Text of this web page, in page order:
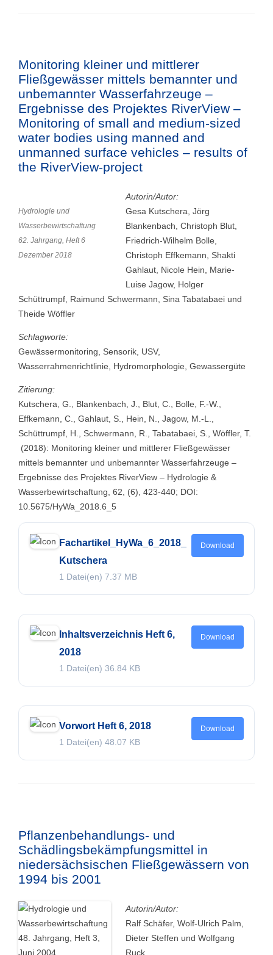
Monitoring kleiner und mittlerer
Fließgewässer mittels bemannter und
unbemannter Wasserfahrzeuge –
Ergebnisse des Projektes RiverView –
Monitoring of small and medium-sized
water bodies using manned and
unmanned surface vehicles – results of
the RiverView-project
Hydrologie und
Wasserbewirtschaftung
62. Jahrgang, Heft 6
Dezember 2018
Autorin/Autor:
Gesa Kutschera, Jörg
Blankenbach, Christoph Blut,
Friedrich-Wilhelm Bolle,
Christoph Effkemann, Shakti
Gahlaut, Nicole Hein, Marie-
Luise Jagow, Holger
Schüttrumpf, Raimund Schwermann, Sina Tabatabaei und
Theide Wöffler
Schlagworte:
Gewässermonitoring, Sensorik, USV,
Wasserrahmenrichtlinie, Hydromorphologie, Gewassergüte
Zitierung:
Kutschera, G., Blankenbach, J., Blut, C., Bolle, F.-W.,
Effkemann, C., Gahlaut, S., Hein, N., Jagow, M.-L.,
Schüttrumpf, H., Schwermann, R., Tabatabaei, S., Wöffler, T.
(2018): Monitoring kleiner und mittlerer Fließgewässer
mittels bemannter und unbemannter Wasserfahrzeuge –
Ergebnisse des Projektes RiverView – Hydrologie &
Wasserbewirtschaftung, 62, (6), 423-440; DOI:
10.5675/HyWa_2018.6_5
Fachartikel_HyWa_6_2018_
Kutschera
1 Datei(en) 7.37 MB
Download
Inhaltsverzeichnis Heft 6,
2018
1 Datei(en) 36.84 KB
Download
Vorwort Heft 6, 2018
1 Datei(en) 48.07 KB
Download
Pflanzenbehandlungs- und
Schädlingsbekämpfungsmittel in
niedersächsischen Fließgewässern von
1994 bis 2001
Autorin/Autor:
Ralf Schäfer, Wolf-Ulrich Palm,
Dieter Steffen und Wolfgang
Ruck